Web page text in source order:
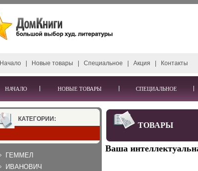
Начало Новые товары Специальное Акция Контакты
НАЧАЛО НОВЫЕ ТОВАРЫ СПЕЦИАЛЬНОЕ
КАТЕГОРИИ:
ГЕММЕЛ
ИВАНОВИЧ
ТОВАРЫ
Ваша